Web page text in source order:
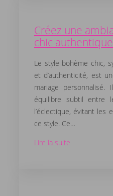
Créez une
chic authentique
Le style bohème chic,
et d’authenticité, est
mariage
équilibre subtil entre
l’éclectique, évitant les
ce style. Ce…
Lire la suite